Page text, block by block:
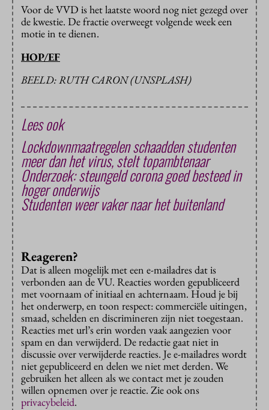
Voor de VVD is het laatste woord nog niet gezegd over
de kwestie. De fractie overweegt volgende week een
motie in te dienen.
HOP/EF
BEELD: RUTH CARON (UNSPLASH)
Lees ook
Lockdownmaatregelen schaadden studenten
meer dan het virus, stelt topambtenaar
Onderzoek: steungeld corona goed besteed in
hoger onderwijs
Studenten weer vaker naar het buitenland
Reageren?
Dat is alleen mogelijk met een e-mailadres dat is
verbonden aan de VU. Reacties worden gepubliceerd
met voornaam of initiaal en achternaam. Houd je bij
het onderwerp, en toon respect: commerciële uitingen,
smaad, schelden en discrimineren zijn niet toegestaan.
Reacties met url’s erin worden vaak aangezien voor
spam en dan verwijderd. De redactie gaat niet in
discussie over verwijderde reacties. Je e-mailadres wordt
niet gepubliceerd en delen we niet met derden. We
gebruiken het alleen als we contact met je zouden
willen opnemen over je reactie. Zie ook ons
privacybeleid.